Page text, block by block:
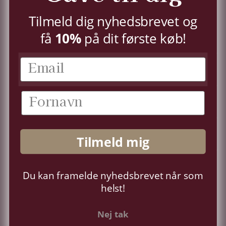
TILMELD
OM OS
Sprog
Dansk
Tilmeld dig nyhedsbrevet og
få 10%på dit første køb!
Tilmeld mig
Du kan framelde nyhedsbrevet når som
helst!
Nej tak